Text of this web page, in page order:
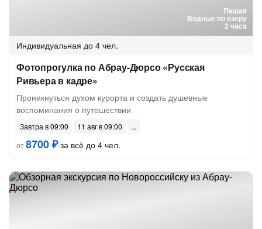
Пешая
Водные по озеру
2 часа
Индивидуальная до 4 чел.
Фотопрогулка по Абрау-Дюрсо «Русская
Ривьера в кадре»
Проникнуться духом курорта и создать душевные
воспоминания о путешествии
Завтра в 09:00
11 авг в 09:00
от8700 ₽за всё до 4 чел.